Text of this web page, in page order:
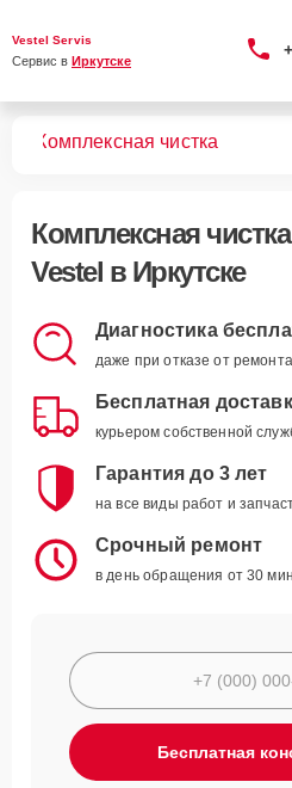
Vestel Servis
Сервис в Иркутске
Комплексная чистка
Комплексная чистка
Vestel в Иркутске
Диагностика
даже при отказе от ремонта
Бесплатная
курьером собственной
Гарантия до 3 лет
на все виды работ и
Срочный ремонт
в день обращения от 30
Бесплатная